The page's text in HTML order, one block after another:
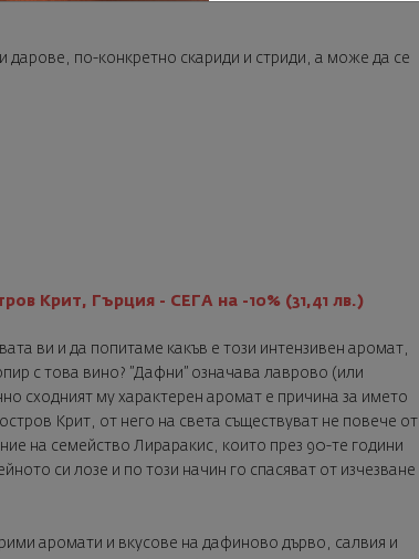
по-конкретно скариди и стриди, а може да се
Крит, Гърция - СЕГА на -10% (31,41 лв.)
ви и да попитаме какъв е този интензивен аромат,
с това вино? ”Дафни” означава лаврово (или
сходният му характерен аромат е причина за името
Крит, от него на света съществуват не повече от
на семейство Лираракис, които през 90-те години
си лозе и по този начин го спасяват от изчезване
аромати и вкусове на дафиново дърво, салвия и